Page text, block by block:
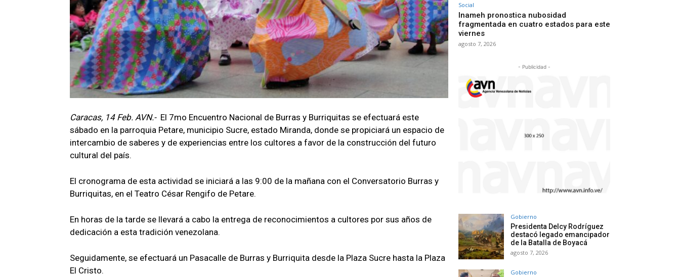
Caracas, 14 Feb. AVN.- El 7mo Encuentro Nacional de Burras y Burriquitas se efectuará este
sábado en la parroquia Petare, municipio Sucre, estado Miranda, donde se propiciará un espacio de
intercambio de saberes y de experiencias entre los cultores a favor de la construcción del futuro
cultural del país.
El cronograma de esta actividad se iniciará a las 9:00 de la mañana con el Conversatorio Burras y
Burriquitas, en el Teatro César Rengifo de Petare.
En horas de la tarde se llevará a cabo la entrega de reconocimientos a cultores por sus años de
dedicación a esta tradición venezolana.
Seguidamente, se efectuará un Pasacalle de Burras y Burriquita desde la Plaza Sucre hasta la Plaza
El Cristo.
Social
Inameh pronostica nubosidad
fragmentada en cuatro estados para este
viernes
agosto 7, 2026
- Publicidad -
Gobierno
Presidenta Delcy Rodríguez
destacó legado emancipador
de la Batalla de Boyacá
agosto 7, 2026
Gobierno